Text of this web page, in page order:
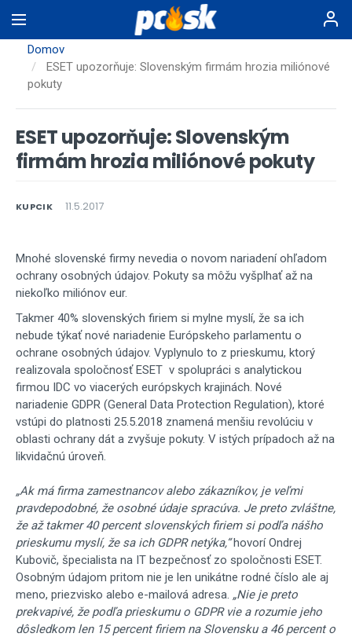
na
hlavnýDomov
ESET upozorňuje: Slovenským firmám hrozia miliónové
pokuty
ESET upozorňuje: Slovenským
firmám hrozia miliónové pokuty
KUPCIK 11.5.2017
Mnohé slovenské firmy nevedia o novom nariadení ohľadom
ochrany osobných údajov. Pokuty sa môžu vyšplhať až na
niekoľko miliónov eur.
Takmer 40% slovenských firiem si mylne myslí, že sa ich
nebude týkať nové nariadenie Európskeho parlamentu o
ochrane osobných údajov. Vyplynulo to z prieskumu, ktorý
realizovala spoločnosť ESET v spolupráci s analytickou
firmou IDC vo viacerých európskych krajinách. Nové
nariadenie GDPR (General Data Protection Regulation), ktoré
vstúpi do platnosti 25.5.2018 znamená menšiu revolúciu v
oblasti ochrany dát a zvyšuje pokuty. V istých prípadoch až na
likvidačnú úroveň.
„Ak má firma zamestnancov alebo zákazníkov, je veľmi
pravdepodobné, že osobné údaje spracúva. Je preto zvláštne,
že až takmer 40 percent slovenských firiem si podľa nášho
prieskumu myslí, že sa ich GDPR netýka,“hovorí Ondrej
Kubovič, špecialista na IT bezpečnosť zo spoločnosti ESET.
Osobným údajom pritom nie je len unikátne rodné číslo ale aj
meno, priezvisko alebo e-mailová adresa. „Nie je preto
prekvapivé, že podľa prieskumu o GDPR vie a rozumie jeho
dôsledkom len 15 percent firiem na Slovensku a 46 percent o